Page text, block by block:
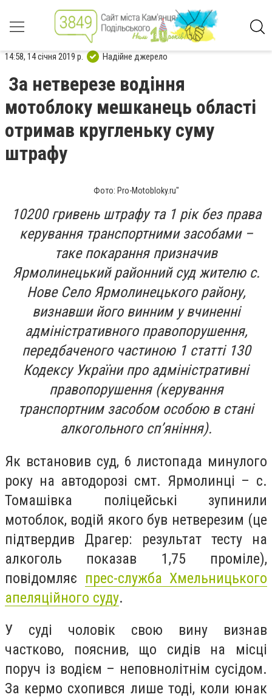
14:58, 14 січня 2019 р. Надійне джерело
За нетверезе водіння
мотоблоку мешканець області
отримав кругленьку суму
штрафу
Фото: Pro-Motobloky.ru"
10200 гривень штрафу та 1 рік без права
керування транспортними засобами –
таке покарання призначив
Ярмолинецький районний суд жителю с.
Нове Село Ярмолинецького району,
визнавши його винним у вчиненні
адміністративного правопорушення,
передбаченого частиною 1 статті 130
Кодексу України про адміністративні
правопорушення (керування
транспортним засобом особою в стані
алкогольного сп’яніння).
Як встановив суд, 6 листопада минулого
року на автодорозі смт. Ярмолинці – с.
Томашівка поліцейські зупинили
мотоблок, водій якого був нетверезим (це
підтвердив Драгер: результат тесту на
алкоголь показав 1,75 проміле),
повідомляє прес-служба Хмельницького
апеляційного суду.
У суді чоловік свою вину визнав
частково, пояснив, що сидів на місці
поруч із водієм – неповнолітнім сусідом.
За кермо схопився лише тоді, коли юнак